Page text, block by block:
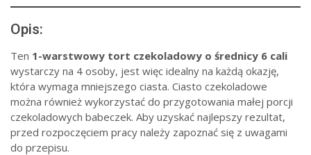
Opis:
Ten 1-warstwowy tort czekoladowy o średnicy 6 cali
wystarczy na 4 osoby, jest więc idealny na każdą okazję,
która wymaga mniejszego ciasta. Ciasto czekoladowe
można również wykorzystać do przygotowania małej porcji
czekoladowych babeczek. Aby uzyskać najlepszy rezultat,
przed rozpoczęciem pracy należy zapoznać się z uwagami
do przepisu.